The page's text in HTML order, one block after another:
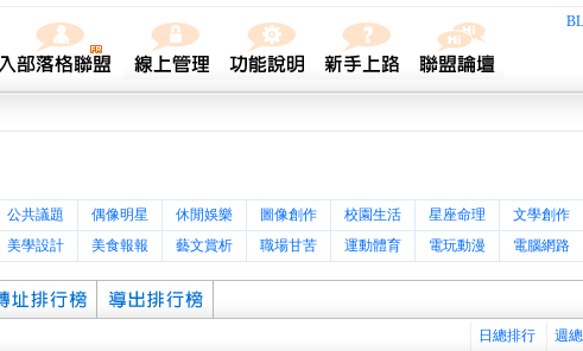
公共議題 偶像明星 休閒娛樂 圖像創作 校園生活 星座命理 文學創作
美學設計 美食報報 藝文賞析 職場甘苦 運動體育 電玩動漫 電腦網路
日總排行 週